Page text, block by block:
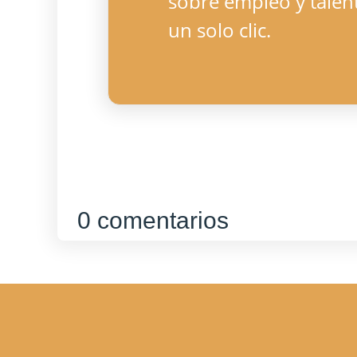
un solo clic.
0 comentarios